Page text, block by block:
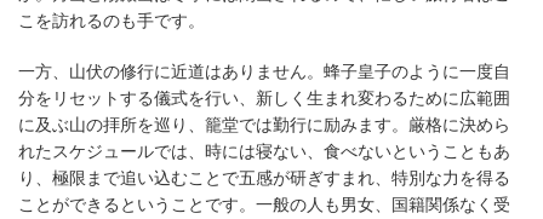
こを訪れるのも手です。
一方、山伏の修行に近道はありません。蜂子皇子のように一度自
分をリセットする儀式を行い、新しく生まれ変わるために広範囲
に及ぶ山の拝所を巡り、籠堂では勤行に励みます。厳格に決めら
れたスケジュールでは、時には寝ない、食べないということもあ
り、極限まで追い込むことで五感が研ぎすまれ、特別な力を得る
ことができるということです。一般の人も男女、国籍関係なく受